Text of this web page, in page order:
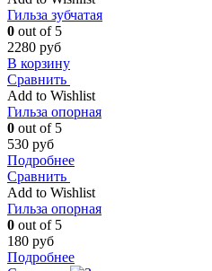
Гильза зубчатая
0 out of 5
2280 руб
В корзину
Сравнить
Add to Wishlist
Гильза опорная
0 out of 5
530 руб
Подробнее
Сравнить
Add to Wishlist
Гильза опорная
0 out of 5
180 руб
Подробнее